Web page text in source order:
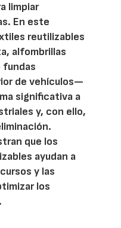
limpiar
En este
reutilizables
alfombrillas
fundas
de vehículos—
significativa a
y, con ello,
que los
ayudan a
y las
los